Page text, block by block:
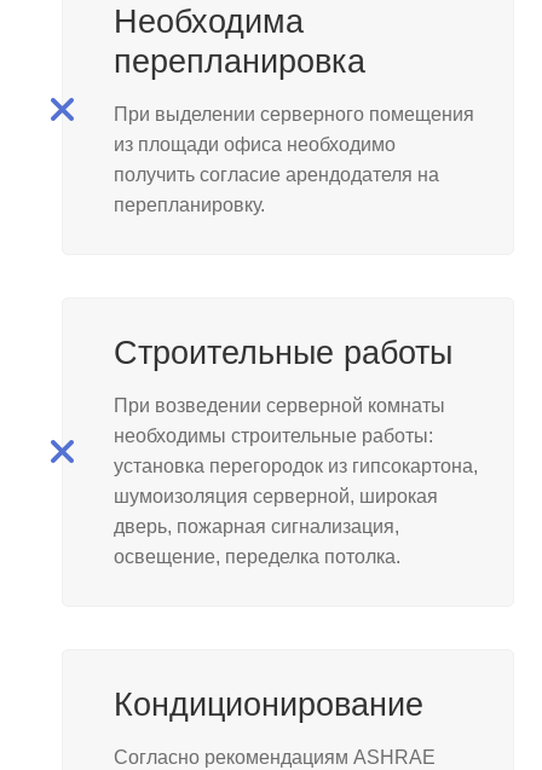
Необходима
перепланировка
При выделении серверного помещения
из площади офиса необходимо
получить согласие арендодателя на
перепланировку.
Строительные работы
При возведении серверной комнаты
необходимы строительные работы:
установка перегородок из гипсокартона,
шумоизоляция серверной, широкая
дверь, пожарная сигнализация,
освещение, переделка потолка.
Кондиционирование
Согласно рекомендациям ASHRAE